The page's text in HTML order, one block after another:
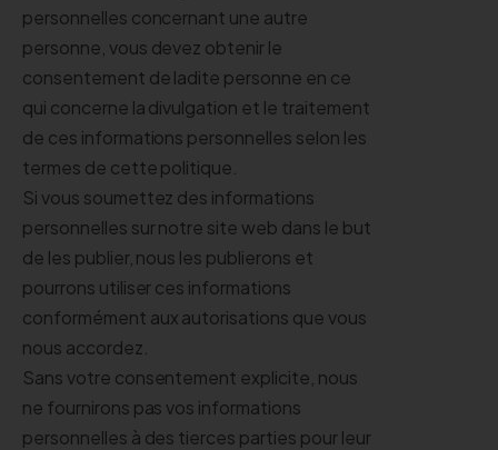
personnelles concernant une autre
personne, vous devez obtenir le
consentement de ladite personne en ce
qui concerne la divulgation et le traitement
de ces informations personnelles selon les
termes de cette politique.
Si vous soumettez des informations
personnelles sur notre site web dans le but
de les publier, nous les publierons et
pourrons utiliser ces informations
conformément aux autorisations que vous
nous accordez.
Sans votre consentement explicite, nous
ne fournirons pas vos informations
personnelles à des tierces parties pour leur